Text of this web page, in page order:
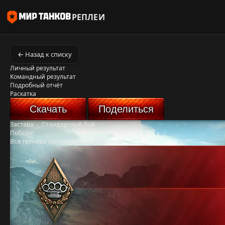
РЕПЛЕИ
← Назад к списку
Личный результат
Командный результат
Подробный отчёт
Раскатка
Скачать Поделиться
Застава-Стандартный бой
Победа!
Вся техника противника уничтожена